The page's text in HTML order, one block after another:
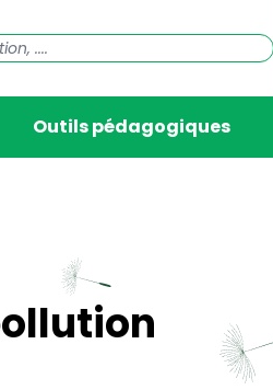
Outils pédagogiques